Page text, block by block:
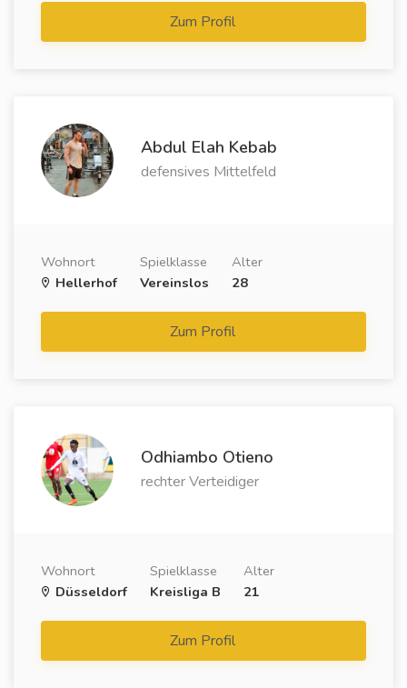
Zum Profil
Abdul Elah Kebab
defensives Mittelfeld
Wohnort
Hellerhof
Spielklasse
Vereinslos
Alter
28
Zum Profil
Odhiambo Otieno
rechter Verteidiger
Wohnort
Düsseldorf
Spielklasse
Kreisliga B
Alter
21
Zum Profil